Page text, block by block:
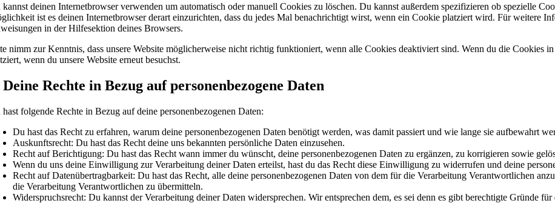
kannst deinen Internetbrowser verwenden um automatisch oder manuell Cookies zu löschen. Du kannst außerdem spezifizieren ob spezielle
ist es deinen Internetbrowser derart einzurichten, dass du jedes Mal benachrichtigt wirst, wenn ein Cookie platziert wird. Für weitere
in der Hilfesektion deines Browsers.
nimm zur Kenntnis, dass unsere Website möglicherweise nicht richtig funktioniert, wenn alle Cookies deaktiviert sind. Wenn du die Cookies
wenn du unsere Website erneut besuchst.
Deine Rechte in Bezug auf personenbezogene Daten
hast folgende Rechte in Bezug auf deine personenbezogenen Daten:
Du hast das Recht zu erfahren, warum deine personenbezogenen Daten benötigt werden, was damit passiert und wie lange sie aufbewahrt
Auskunftsrecht: Du hast das Recht deine uns bekannten persönliche Daten einzusehen.
Recht auf Berichtigung: Du hast das Recht wann immer du wünscht, deine personenbezogenen Daten zu ergänzen, zu korrigieren sowie
Wenn du uns deine Einwilligung zur Verarbeitung deiner Daten erteilst, hast du das Recht diese Einwilligung zu widerrufen und deine
Recht auf Datenübertragbarkeit: Du hast das Recht, alle deine personenbezogenen Daten von dem für die Verarbeitung Verantwortlichen
die Verarbeitung Verantwortlichen zu übermitteln.
Widerspruchsrecht: Du kannst der Verarbeitung deiner Daten widersprechen. Wir entsprechen dem, es sei denn es gibt berechtigte Gründe für